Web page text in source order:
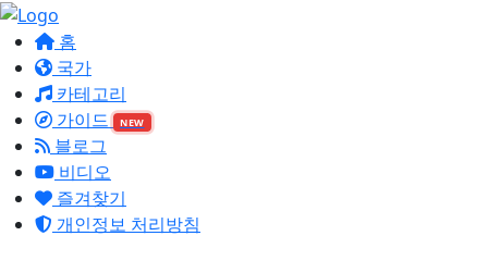
홈
국가
카테고리
가이드
NEW
블로그
비디오
즐겨찾기
개인정보 처리방침